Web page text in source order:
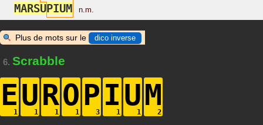
MARSUPIUM n.m.
Plus de mots sur le dico inverse
6. Scrabble
EUROPIUM